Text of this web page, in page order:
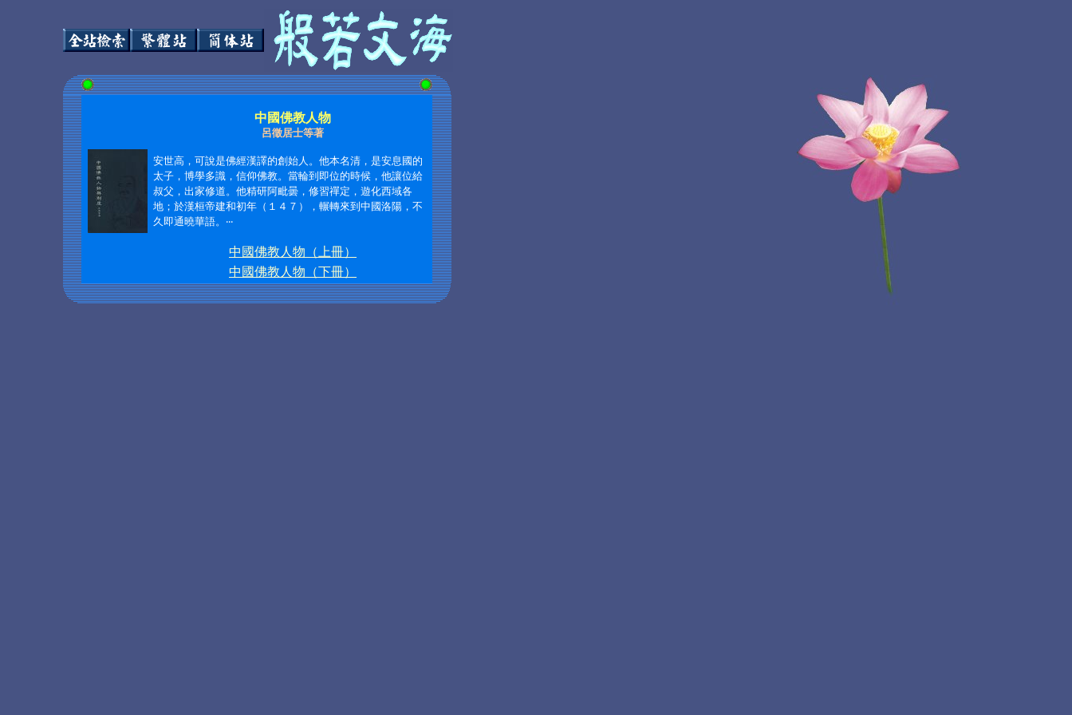
中國佛教人物
呂徵居士等著
安世高，可說是佛經漢譯的創始人。他本名清，是安息國的
太子，博學多識，信仰佛教。當輪到即位的時候，他讓位給
叔父，出家修道。他精研阿毗曇，修習禪定，遊化西域各
地；於漢桓帝建和初年（１４７），輾轉來到中國洛陽，不
久即通曉華語。 ‧‧‧
中國佛教人物（上冊）
中國佛教人物（下冊）